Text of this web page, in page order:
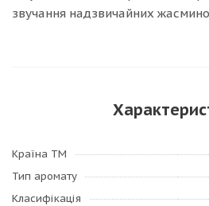
звучання надзвичайних
Країна ТМ
Тип аромату
Класифікація